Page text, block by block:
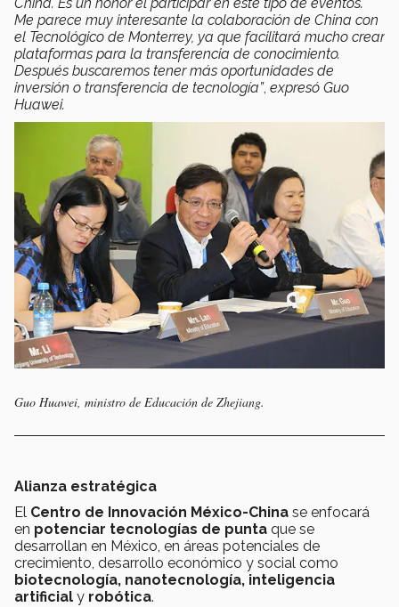
Me parece muy interesante la colaboración de China con
el Tecnológico de Monterrey, ya que facilitará mucho crear
plataformas para la transferencia de conocimiento.
Después buscaremos tener más oportunidades de
inversión o transferencia de tecnología”, expresó Guo
Huawei.
Guo Huawei, ministro de Educación de Zhejiang.
Alianza estratégica
El Centro de Innovación México-China se enfocará
en potenciar tecnologías de punta que se
desarrollan en México, en áreas potenciales de
crecimiento, desarrollo económico y social como
biotecnología, nanotecnología, inteligencia
artificial y robótica.